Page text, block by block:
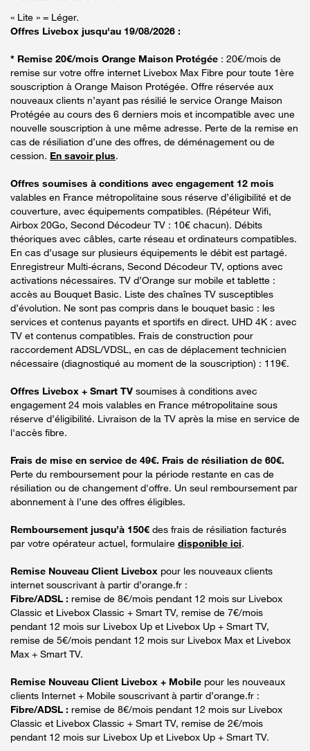
« Lite » = Léger.
Offres Livebox jusqu'au 19/08/2026 :
* Remise 20€/mois Orange Maison Protégée : 20€/mois de
remise sur votre offre internet Livebox Max Fibre pour toute 1ère
souscription à Orange Maison Protégée. Offre réservée aux
nouveaux clients n’ayant pas résilié le service Orange Maison
Protégée au cours des 6 derniers mois et incompatible avec une
nouvelle souscription à une même adresse. Perte de la remise en
cas de résiliation d’une des offres, de déménagement ou de
cession. En savoir plus.
Offres soumises à conditions avec engagement 12 mois
valables en France métropolitaine sous réserve d’éligibilité et de
couverture, avec équipements compatibles. (Répéteur Wifi,
Airbox 20Go, Second Décodeur TV : 10€ chacun). Débits
théoriques avec câbles, carte réseau et ordinateurs compatibles.
En cas d’usage sur plusieurs équipements le débit est partagé.
Enregistreur Multi-écrans, Second Décodeur TV, options avec
activations nécessaires. TV d’Orange sur mobile et tablette :
accès au Bouquet Basic. Liste des chaînes TV susceptibles
d’évolution. Ne sont pas compris dans le bouquet basic : les
services et contenus payants et sportifs en direct. UHD 4K : avec
TV et contenus compatibles. Frais de construction pour
raccordement ADSL/VDSL, en cas de déplacement technicien
nécessaire (diagnostiqué au moment de la souscription) : 119€.
Offres Livebox + Smart TV soumises à conditions avec
engagement 24 mois valables en France métropolitaine sous
réserve d’éligibilité. Livraison de la TV après la mise en service de
l'accès fibre.
Frais de mise en service de 49€. Frais de résiliation de 60€.
Perte du remboursement pour la période restante en cas de
résiliation ou de changement d'offre. Un seul remboursement par
abonnement à l’une des offres éligibles.
Remboursement jusqu’à 150€ des frais de résiliation facturés
par votre opérateur actuel, formulaire disponible ici.
Remise Nouveau Client Livebox pour les nouveaux clients
internet souscrivant à partir d’orange.fr :
Fibre/ADSL : remise de 8€/mois pendant 12 mois sur Livebox
Classic et Livebox Classic + Smart TV, remise de 7€/mois
pendant 12 mois sur Livebox Up et Livebox Up + Smart TV,
remise de 5€/mois pendant 12 mois sur Livebox Max et Livebox
Max + Smart TV.
Remise Nouveau Client Livebox + Mobile pour les nouveaux
clients Internet + Mobile souscrivant à partir d’orange.fr :
Fibre/ADSL : remise de 8€/mois pendant 12 mois sur Livebox
Classic et Livebox Classic + Smart TV, remise de 2€/mois
pendant 12 mois sur Livebox Up et Livebox Up + Smart TV.